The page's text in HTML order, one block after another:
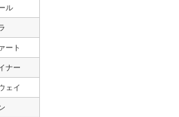
ル
ート
ナー
ェイ